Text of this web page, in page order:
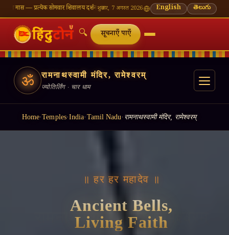
शिवालय दर्शन का महत्व🌸 गणेश चतुर्थी — भाद्रपद शुक्ल चतुर्थी⛩ काशी विश्वनाथ — आज के दर्शन
शुक्रवार, 7 अगस्त 2026 English తెలుగు
🔍 सूचनाएँ पाएँ
ॐ रामनाथस्वामी मंदिर, रामेश्वरम्
ज्योतिर्लिंग · चार धाम
Home·Temples·India· Tamil Nadu· रामनाथस्वामी मंदिर, रामेश्वरम्
॥ हर हर महादेव ॥
Ancient Bells,
Living Faith